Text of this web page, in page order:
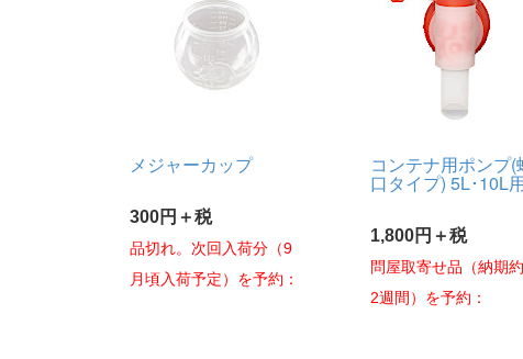
メジャーカップ
300円＋税
品切れ。次回入荷分（9
月頃入荷予定）を予約：
コンテナ用ポンプ(
口タイプ) 5L･10L
1,800円＋税
問屋取寄せ品（納期
2週間）を予約：